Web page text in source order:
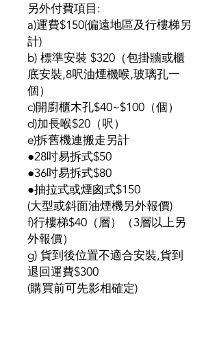
另外付費項目:
a)運費$150(偏遠地區及行樓梯另
計)
b) 標準安裝 $320（包掛牆或櫃
底安裝,8呎油煙機喉,玻璃孔一
個）
c)開廚櫃木孔$40~$100（個）
d)加長喉$20（呎）
e)拆舊機連搬走另計
●28吋易拆式$50
●36吋易拆式$80
●抽拉式或煙囪式$150
(大型或斜面油煙機另外報價)
f)行樓梯$40（層）（3層以上另
外報價）
g) 貨到後位置不適合安裝,貨到
退回運費$300
(購買前可先影相確定)